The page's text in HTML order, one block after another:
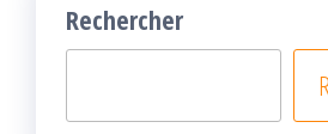
Rechercher